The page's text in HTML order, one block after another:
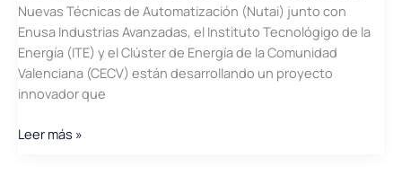
Nuevas Técnicas de Automatización (Nutai) junto con
Enusa Industrias Avanzadas, el Instituto Tecnológigo de la
Energía (ITE) y el Clúster de Energía de la Comunidad
Valenciana (CECV) están desarrollando un proyecto
innovador que
Proyecto
Leer más »